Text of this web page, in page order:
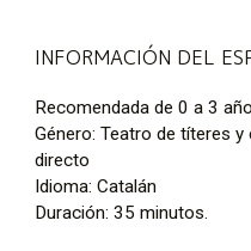
INFORMACIÓN DEL
Recomendada de 0 a 3
Género: Teatro de títeres
directo
Idioma: Catalán
Duración: 35 minutos.